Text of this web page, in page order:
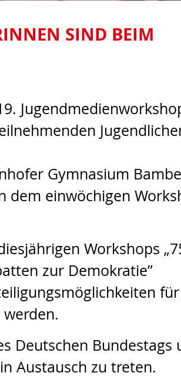
SIND BEIM
Gymnasium
dem einwöchigen
Workshops
zur Demokratie”
Deutschen Bundestags
Austausch zu treten.